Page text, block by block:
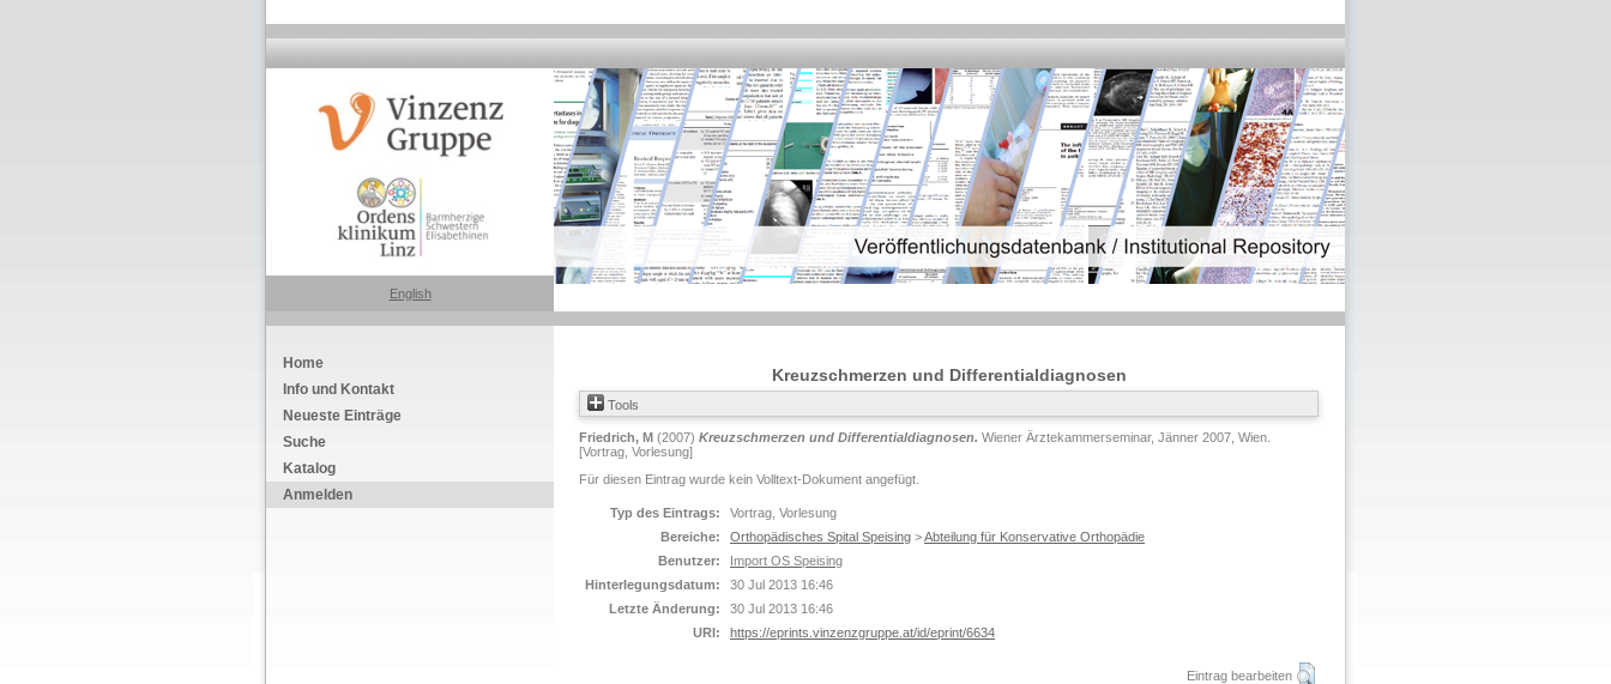
English
Home
Info und Kontakt
Neueste Einträge
Suche
Katalog
Anmelden
Kreuzschmerzen und Differentialdiagnosen
Tools
Friedrich, M (2007) Kreuzschmerzen und Differentialdiagnosen. Wiener Ärztekammerseminar, Jänner 2007, Wien.
[Vortrag, Vorlesung]
Für diesen Eintrag wurde kein Volltext-Dokument angefügt.
Typ des Eintrags:
Vortrag, Vorlesung
Bereiche:
Orthopädisches Spital Speising >Abteilung für Konservative Orthopädie
Benutzer:
Import OS Speising
Hinterlegungsdatum:
30 Jul 2013 16:46
Letzte Änderung:
30 Jul 2013 16:46
URI:
https://eprints.vinzenzgruppe.at/id/eprint/6634
Eintrag bearbeiten